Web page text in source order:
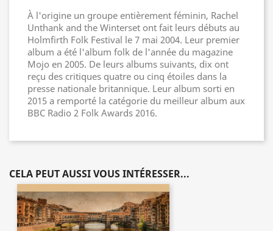
À l'origine un groupe entièrement féminin, Rachel
Unthank and the Winterset ont fait leurs débuts au
Holmfirth Folk Festival le 7 mai 2004. Leur premier
album a été l'album folk de l'année du magazine
Mojo en 2005. De leurs albums suivants, dix ont
reçu des critiques quatre ou cinq étoiles dans la
presse nationale britannique. Leur album sorti en
2015 a remporté la catégorie du meilleur album aux
BBC Radio 2 Folk Awards 2016.
CELA PEUT AUSSI VOUS INTÉRESSER...